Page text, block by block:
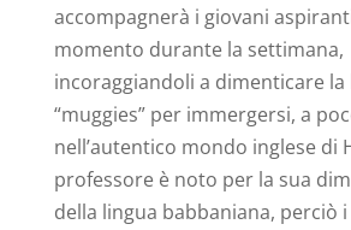
accompagnerà i giovani
momento durante la settimana,
incoraggiandoli a dimenticare la
“muggies” per immergersi, a
nell’autentico mondo inglese di
professore è noto per la sua
della lingua babbaniana, perciò